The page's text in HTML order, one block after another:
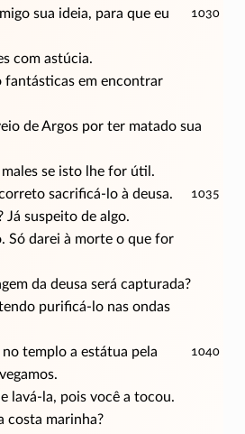
1030
sua ideia, para que eu
com astúcia.
fantásticas em encontrar
de Argos por ter matado sua
se isto lhe for útil.
1035
sacrificá-lo à deusa.
Já suspeito de algo.
Só darei à morte o que for
da deusa será capturada?
purificá-lo nas ondas
1040
templo a estátua pela
lavá-la, pois você a tocou.
costa marinha?